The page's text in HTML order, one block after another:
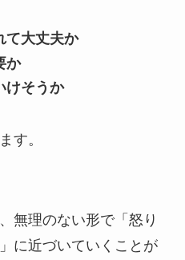
て大丈夫か
か
けそうか
す。
無理のない形で「怒り
に近づいていくことが